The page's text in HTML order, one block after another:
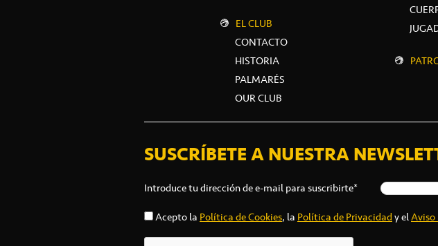
EL CLUB
CONTACTO
HISTORIA
PALMARÉS
OUR CLUB
SUSCRÍBETE A NUESTRA
Introduce tu dirección de e-mail para suscribirte*
Acepto la Política de Cookies, la Política de Privacidady elAviso